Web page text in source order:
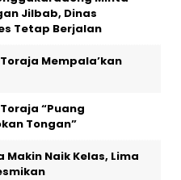
Jilbab, Dinas
Tetap Berjalan
Mempala’kan
“Puang
Tongan”
Makin Naik Kelas, Lima